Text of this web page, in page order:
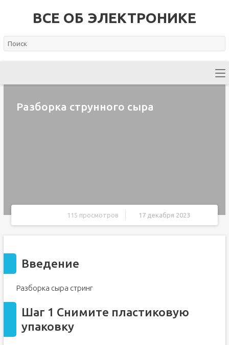
ВСЕ ОБ ЭЛЕКТРОНИКЕ
Разборка струнного сыра
115 просмотров 17 декабря 2023
Введение
Разборка сыра стринг
Шаг 1 Снимите пластиковую
упаковку